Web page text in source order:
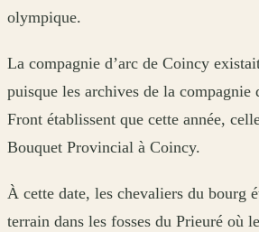
olympique.
La compagnie d’arc de Coincy
puisque les archives de la
Front établissent que cette année,
Bouquet Provincial à Coincy.
À cette date, les chevaliers du bourg
terrain dans les fosses du Prieuré où